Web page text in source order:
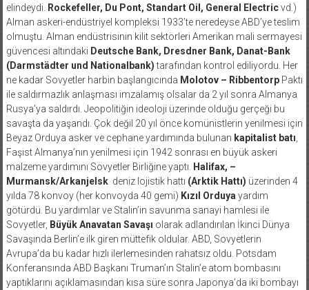
elindeydi.
Rockefeller, Du Pont, Standart Oil, General Electricvd.)
Alman askeri-endüstriyel kompleksi 1933’te neredeyse ABD’ye teslim
olmuştu. Alman endüstrisinin kilit sektörleri Amerikan mali sermayesi
güvencesi altındaki Deutsche Bank, Dresdner Bank, Danat-Bank
(Darmstädter und Nationalbank)tarafından kontrol ediliyordu. Her
ne kadar Sovyetler harbin başlangıcında Molotov – RibbentorpPaktı
ile saldırmazlık anlaşması imzalamış olsalar da 2 yıl sonra Almanya
Rusya’ya saldırdı. Jeopolitiğin ideoloji üzerinde olduğu gerçeği bu
savaşta da yaşandı. Çok değil 20 yıl önce komünistlerin yenilmesi için
Beyaz Orduya asker ve cephane yardımında bulunan kapitalist batı
Faşist Almanya’nın yenilmesi için 1942 sonrası en büyük askeri
malzeme yardımını Sovyetler Birliğine yaptı.
Halifax, –
Murmansk/Arkanjelskdeniz lojistik hattı (Arktik Hattı) üzerinden 4
yılda 78 konvoy (her konvoyda 40 gemi) Kızıl Orduya yardım
götürdü. Bu yardımlar ve Stalin’in savunma sanayi hamlesi ile
Sovyetler, Büyük Anavatan Savaşı olarak adlandırılan İkinci Dünya
Savaşında Berlin’e ilk giren müttefik oldular. ABD, Sovyetlerin
Avrupa’da bu kadar hızlı ilerlemesinden rahatsız oldu. Potsdam
Konferansında ABD Başkanı Truman’ın Stalin’e atom bombasını
yaptıklarını açıklamasından kısa süre sonra Japonya’da iki bombayı